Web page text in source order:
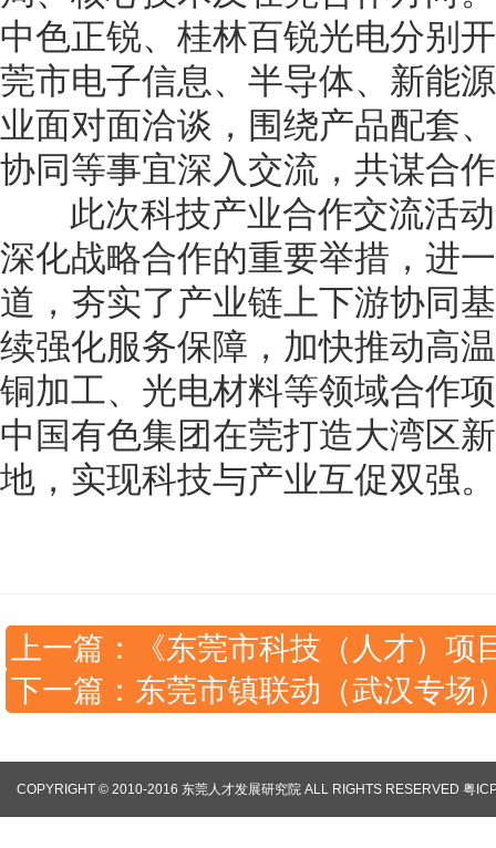
中色正锐、桂林百锐光电分别
莞市电子信息、半导体、新能
业面对面洽谈，围绕产品配套
协同等事宜深入交流，共谋合
此次科技产业合作交流活动
深化战略合作的重要举措，进
道，夯实了产业链上下游协同
续强化服务保障，加快推动高
铜加工、光电材料等领域合作
中国有色集团在莞打造大湾区
地，实现科技与产业互促双强。
上一篇：《东莞市科技（人才）
下一篇：东莞市镇联动（武汉专
COPYRIGHT © 2010-2016 东莞人才发展研究院 ALL RIGHTS RESERVED 粤